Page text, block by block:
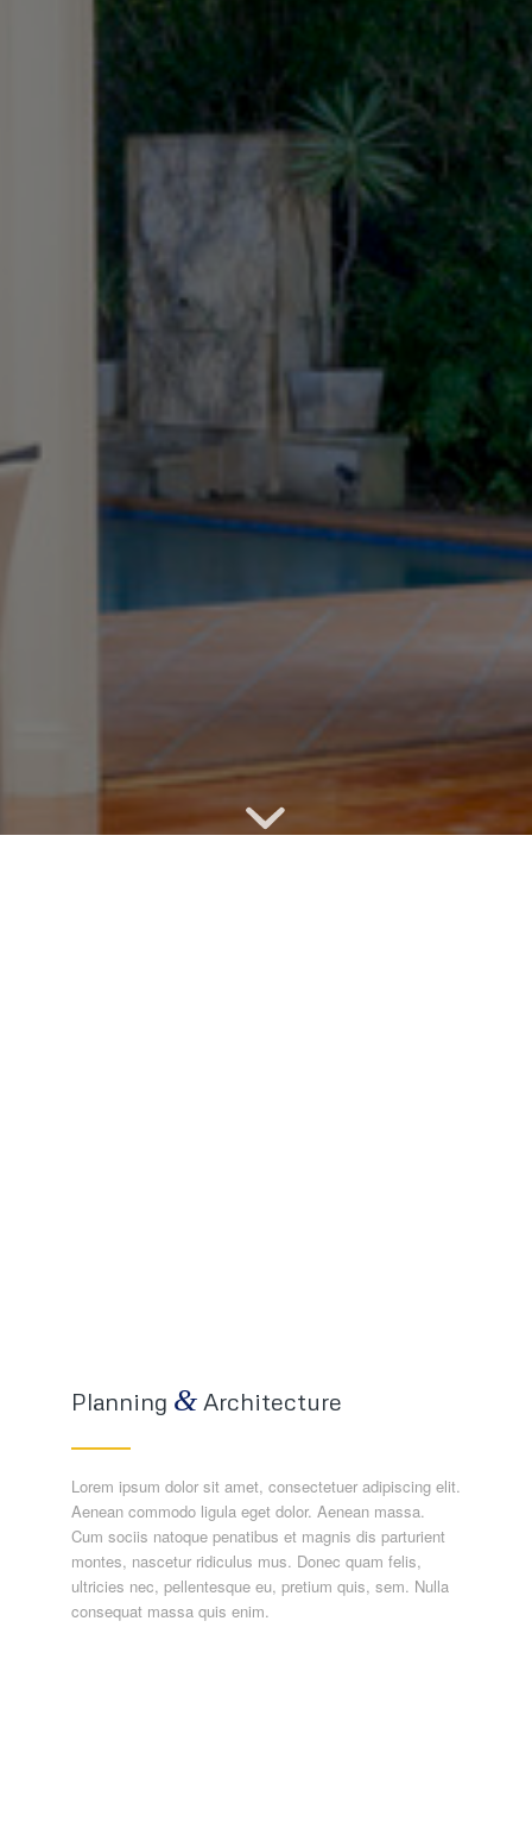
Planning & Architecture
Lorem ipsum dolor sit amet, consectetuer adipiscing elit.
Aenean commodo ligula eget dolor. Aenean massa.
Cum sociis natoque penatibus et magnis dis parturient
montes, nascetur ridiculus mus. Donec quam felis,
ultricies nec, pellentesque eu, pretium quis, sem. Nulla
consequat massa quis enim.